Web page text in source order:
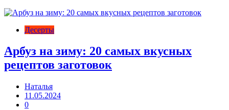
Десерты
Арбуз на зиму: 20 самых вкусных
рецептов заготовок
Наталья
11.05.2024
0